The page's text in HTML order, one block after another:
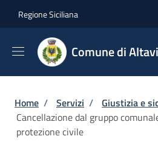
Regione Siciliana
Comune di
Briciole di pane
Home / Servizi / Giustizia e
Cancellazione dal gruppo
protezione civile